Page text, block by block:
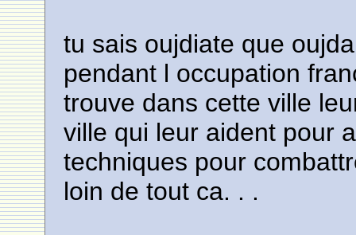
tu sais oujdiate que
pendant l occupation
trouve dans cette ville
ville qui leur aident pour
techniques pour
loin de tout ca. . .